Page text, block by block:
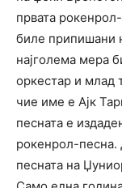
првата
биле припишани
најголема мера
оркестар и млад
чие име е Ајк
песната е
рокенрол-песна.
песната на